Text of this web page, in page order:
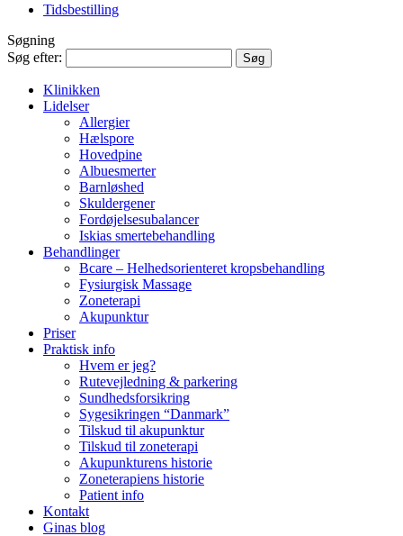
Tidsbestilling
Søgning
Søg efter:
Klinikken
Lidelser
Allergier
Hælspore
Hovedpine
Albuesmerter
Barnløshed
Skuldergener
Fordøjelsesubalancer
Iskias smertebehandling
Behandlinger
Bcare – Helhedsorienteret kropsbehandling
Fysiurgisk Massage
Zoneterapi
Akupunktur
Priser
Praktisk info
Hvem er jeg?
Rutevejledning & parkering
Sundhedsforsikring
Sygesikringen “Danmark”
Tilskud til akupunktur
Tilskud til zoneterapi
Akupunkturens historie
Zoneterapiens historie
Patient info
Kontakt
Ginas blog